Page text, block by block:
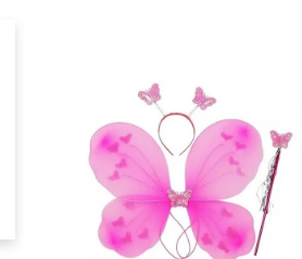
Ver detalles